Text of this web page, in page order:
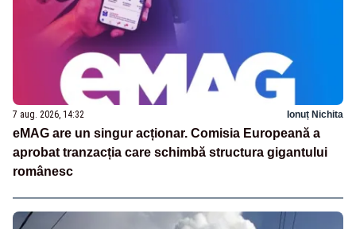
7 aug. 2026, 14:32 Ionuț Nichita
eMAG are un singur acționar. Comisia Europeană a
aprobat tranzacția care schimbă structura gigantului
românesc